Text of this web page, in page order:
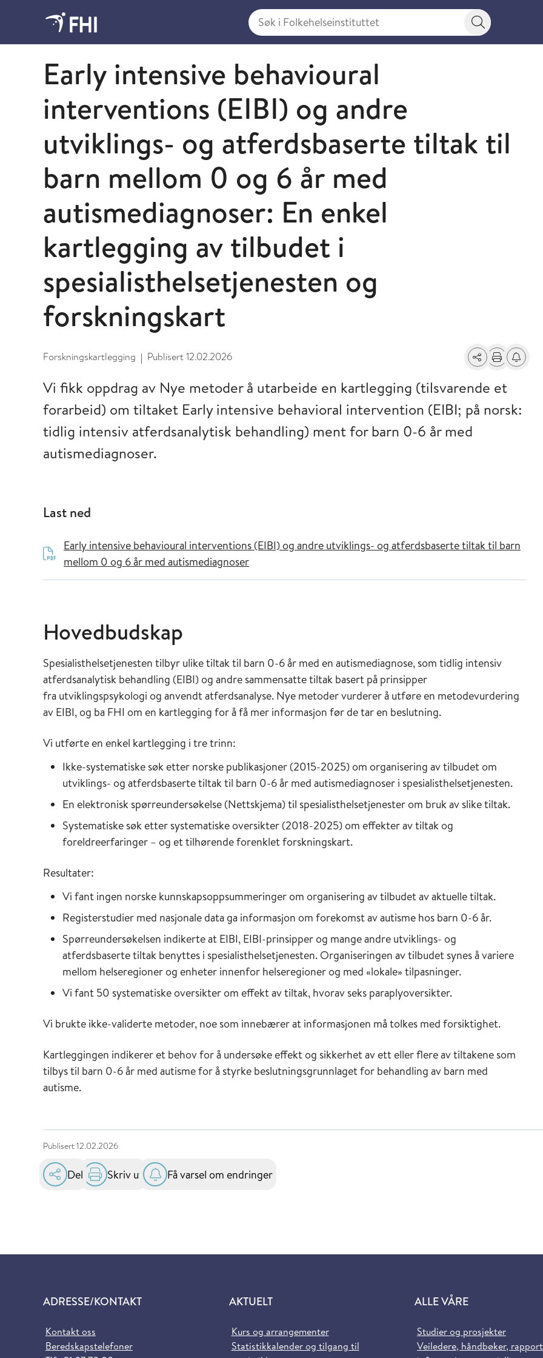
Søk i Folkehelseinstituttet
Søkeknapp
2026 - publikasjoner fra FHI
Early intensive behavioural
interventions (EIBI) og andre
utviklings- og atferdsbaserte tiltak til
barn mellom 0 og 6 år med
autismediagnoser: En enkel
kartlegging av tilbudet i
spesialisthelsetjenesten og
forskningskart
Forskningskartlegging | Publisert12.02.2026 Del Skriv ut
Få
Vi fikk oppdrag av Nye metoder å utarbeide en kartlegging (tilsvarende et
forarbeid) om tiltaket Early intensive behavioral intervention (EIBI; på norsk:
tidlig intensiv atferdsanalytisk behandling) ment for barn 0-6 år med
autismediagnoser.
Last ned
Early intensive behavioural interventions (EIBI) og andre utviklings- og atferdsbaserte tiltak til barn
mellom 0 og 6 år med autismediagnoser
Hovedbudskap
Spesialisthelsetjenesten tilbyr ulike tiltak til barn 0-6 år med en autismediagnose, som tidlig intensiv
atferdsanalytisk behandling (EIBI) og andre sammensatte tiltak basert på prinsipper
fra utviklingspsykologi og anvendt atferdsanalyse. Nye metoder vurderer å utføre en metodevurdering
av EIBI, og ba FHI om en kartlegging for å få mer informasjon før de tar en beslutning.
Vi utførte en enkel kartlegging i tre trinn:
Ikke-systematiske søk etter norske publikasjoner (2015-2025) om organisering av tilbudet om
utviklings- og atferdsbaserte tiltak til barn 0-6 år med autismediagnoser i spesialisthelsetjenesten.
En elektronisk spørreundersøkelse (Nettskjema) til spesialisthelsetjenester om bruk av slike tiltak.
Systematiske søk etter systematiske oversikter (2018-2025) om effekter av tiltak og
foreldreerfaringer – og et tilhørende forenklet forskningskart.
Resultater:
Vi fant ingen norske kunnskapsoppsummeringer om organisering av tilbudet av aktuelle tiltak.
Registerstudier med nasjonale data ga informasjon om forekomst av autisme hos barn 0-6 år.
Spørreundersøkelsen indikerte at EIBI, EIBI-prinsipper og mange andre utviklings- og
atferdsbaserte tiltak benyttes i spesialisthelsetjenesten. Organiseringen av tilbudet synes å variere
mellom helseregioner og enheter innenfor helseregioner og med «lokale» tilpasninger.
Vi fant 50 systematiske oversikter om effekt av tiltak, hvorav seks paraplyoversikter.
Vi brukte ikke-validerte metoder, noe som innebærer at informasjonen må tolkes med forsiktighet.
Kartleggingen indikerer et behov for å undersøke effekt og sikkerhet av ett eller flere av tiltakene som
tilbys til barn 0-6 år med autisme for å styrke beslutningsgrunnlaget for behandling av barn med
autisme.
Publisert12.02.2026
Del Skriv ut Få varsel om endringer
ADRESSE/KONTAKT
Kontakt oss
Beredskapstelefoner
AKTUELT
Kurs og arrangementer
Statistikkalender og tilgang til
ALLE VÅRE
Studier og prosjekter
Veiledere, håndbøker,